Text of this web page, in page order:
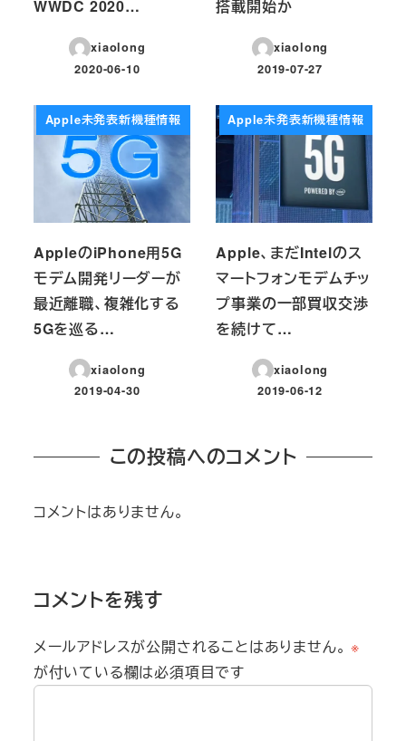
WWDC 2020…
xiaolong
投稿日
2020-06-10
搭載開始か
xiaolong
投稿日
2019-07-27
Apple未発表新機種情報
AppleのiPhone用5G
モデム開発リーダーが
最近離職、複雑化する
5Gを巡る…
xiaolong
投稿日
2019-04-30
Apple未発表新機種情報
Apple、まだIntelのス
マートフォンモデムチッ
プ事業の一部買収交渉
を続けて…
xiaolong
投稿日
2019-06-12
この投稿へのコメント
コメントはありません。
コメントを残す
メールアドレスが公開されることはありません。 ※
が付いている欄は必須項目です